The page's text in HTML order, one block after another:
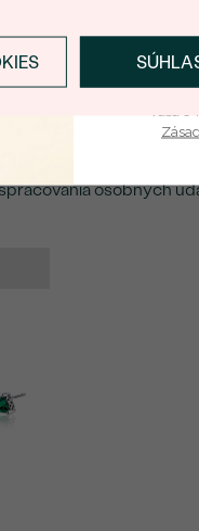
NA
osobných